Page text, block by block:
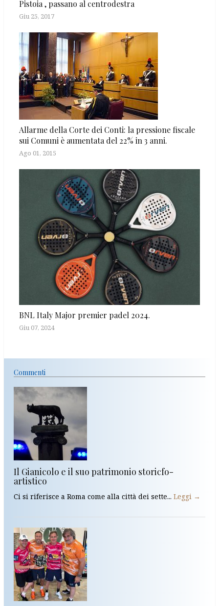
Pistoia , passano al centrodestra
Giu 25, 2017
Allarme della Corte dei Conti: la pressione fiscale
sui Comuni è aumentata del 22% in 3 anni.
Ago 01, 2015
BNL Italy Major premier padel 2024.
Giu 07, 2024
Commenti
Il Gianicolo e il suo patrimonio storicfo-
artistico
Ci si riferisce a Roma come alla città dei sette... Leggi →